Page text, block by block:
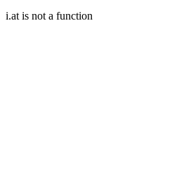
i.at is not a function